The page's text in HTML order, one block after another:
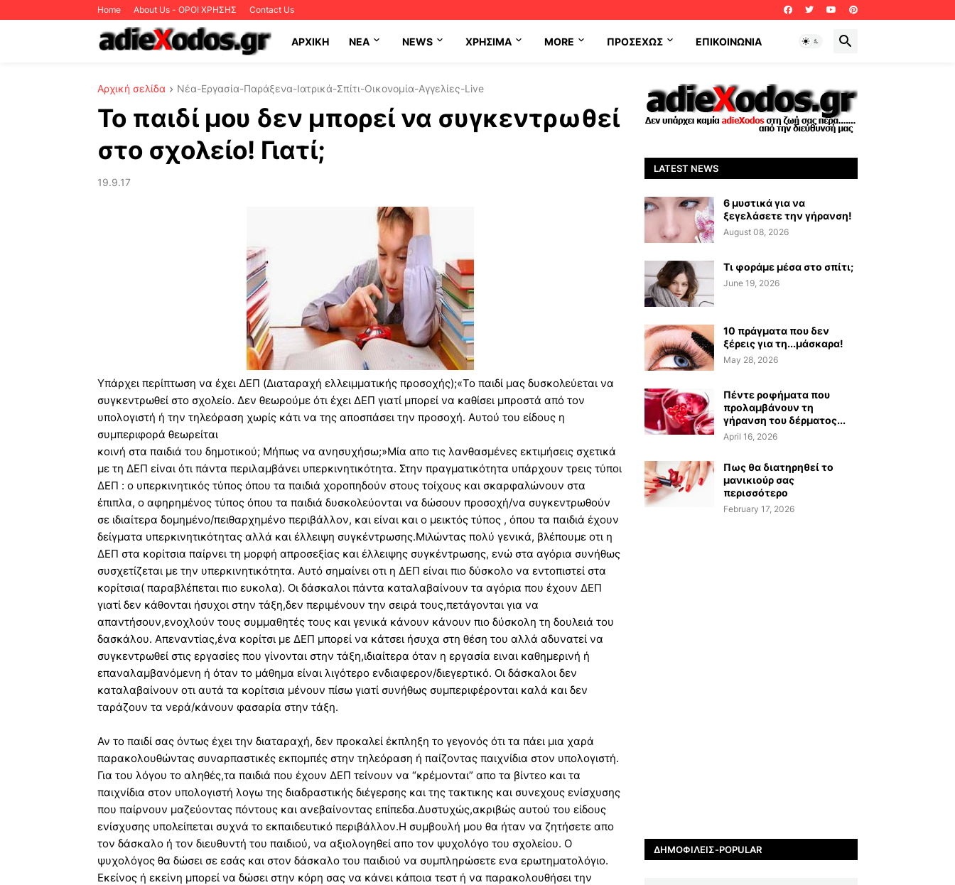
Home About Us - ΟΡΟΙ ΧΡΗΣΗΣ Contact Us
ΑΡΧΙΚΗ NEA NEWS ΧΡΉΣΙΜΑ MORE ΠΡΟΣΕΧΩΣ ΕΠΙΚΟΙΝΩΝΊΑ
Αρχική σελίδα Νέα-Εργασία-Παράξενα-Ιατρικά-Σπίτι-Οικονομία-Αγγελίες-Live
Το παιδί μου δεν μπορεί να συγκεντρωθεί
στο σχολείο! Γιατί;
19.9.17
Yπάρχει περίπτωση να έχει ΔΕΠ (Διαταραχή ελλειμματικής προσοχής);«Το παιδί μας δυσκολεύεται να
συγκεντρωθεί στο σχολείο. Δεν θεωρούμε ότι έχει ΔΕΠ γιατί μπορεί να καθίσει μπροστά από τον
υπολογιστή ή την τηλεόραση χωρίς κάτι να της αποσπάσει την προσοχή. Αυτού του είδους η
συμπεριφορά θεωρείται
κοινή στα παιδιά του δημοτικού; Μήπως να ανησυχήσω;»Μία απο τις λανθασμένες εκτιμήσεις σχετικά
με τη ΔΕΠ είναι ότι πάντα περιλαμβάνει υπερκινητικότητα. Στην πραγματικότητα υπάρχουν τρεις τύποι
ΔΕΠ : ο υπερκινητικός τύπος όπου τα παιδιά χοροπηδούν στους τοίχους και σκαρφαλώνουν στα
έπιπλα, ο αφηρημένος τύπος όπου τα παιδιά δυσκολεύονται να δώσουν προσοχή/να συγκεντρωθούν
σε ιδιαίτερα δομημένο/πειθαρχημένο περιβάλλον, και είναι και ο μεικτός τύπος , όπου τα παιδιά έχουν
δείγματα υπερκινητικότητας αλλά και έλλειψη συγκέντρωσης.Μιλώντας πολύ γενικά, βλέπουμε οτι η
ΔΕΠ στα κορίτσια παίρνει τη μορφή απροσεξίας και έλλειψης συγκέντρωσης, ενώ στα αγόρια συνήθως
συσχετίζεται με την υπερκινητικότητα. Αυτό σημαίνει οτι η ΔΕΠ είναι πιο δύσκολο να εντοπιστεί στα
κορίτσια( παραβλέπεται πιο ευκολα). Οι δάσκαλοι πάντα καταλαβαίνουν τα αγόρια που έχουν ΔΕΠ
γιατί δεν κάθονται ήσυχοι στην τάξη,δεν περιμένουν την σειρά τους,πετάγονται για να
απαντήσουν,ενοχλούν τους συμμαθητές τους και γενικά κάνουν κάνουν πιο δύσκολη τη δουλειά του
δασκάλου. Απεναντίας,ένα κορίτσι με ΔΕΠ μπορεί να κάτσει ήσυχα στη θέση του αλλά αδυνατεί να
συγκεντρωθεί στις εργασίες που γίνονται στην τάξη,ιδιαίτερα όταν η εργασία ειναι καθημερινή ή
επαναλαμβανόμενη ή όταν το μάθημα είναι λιγότερο ενδιαφερον/διεγερτικό. Οι δάσκαλοι δεν
καταλαβαίνουν οτι αυτά τα κορίτσια μένουν πίσω γιατί συνήθως συμπεριφέρονται καλά και δεν
ταράζουν τα νερά/κάνουν φασαρία στην τάξη.
Αν το παιδί σας όντως έχει την διαταραχή, δεν προκαλεί έκπληξη το γεγονός ότι τα πάει μια χαρά
παρακολουθώντας συναρπαστικές εκπομπές στην τηλεόραση ή παίζοντας παιχνίδια στον υπολογιστή.
Για του λόγου το αληθές,τα παιδιά που έχουν ΔΕΠ τείνουν να “κρέμονται” απο τα βίντεο και τα
παιχνίδια στον υπολογιστή λογω της διαδραστικής διέγερσης και της τακτικης και συνεχους ενίσχυσης
που παίρνουν μαζεύοντας πόντους και ανεβαίνοντας επίπεδα.Δυστυχώς,ακριβώς αυτού του είδους
ενίσχυσης υπολείπεται συχνά το εκπαιδευτικό περιβάλλον.Η συμβουλή μου θα ήταν να ζητήσετε απο
τον δάσκαλο ή τον διευθυντή του παιδιού, να αξιολογηθεί απο τον ψυχολόγο του σχολείου. Ο
ψυχολόγος θα δώσει σε εσάς και στον δάσκαλο του παιδιού να συμπληρώσετε ενα ερωτηματολόγιο.
Εκείνος ή εκείνη μπορεί να δώσει στην κόρη σας να κάνει κάποια τεστ ή να παρακολουθήσει την
LATEST NEWS
6 μυστικά για να
ξεγελάσετε την γήρανση!
August 08, 2026
Τι φοράμε μέσα στο σπίτι;
June 19, 2026
10 πράγματα που δεν
ξέρεις για τη...μάσκαρα!
May 28, 2026
Πέντε ροφήματα που
προλαμβάνουν τη
γήρανση του δέρματος...
April 16, 2026
Πως θα διατηρηθεί το
μανικιούρ σας
περισσότερο
February 17, 2026
ΔΗΜΟΦΙΛΕΊΣ-POPULAR